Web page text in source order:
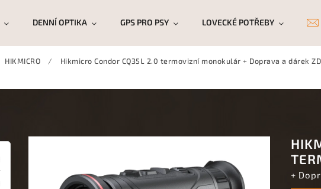
DENNÍ OPTIKA GPS PRO PSY LOVECKÉ POTŘEBY
HIKMICRO / Hikmicro Condor CQ35L 2.0 termovizní monokulár + Doprava a dárek
+